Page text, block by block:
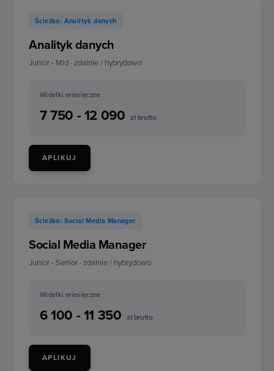
Ścieżka: Analityk danych
Analityk danych
Junior - Mid · zdalnie / hybrydowo
Widełki miesięczne
7 750 - 12 090 zł brutto
APLIKUJ
Ścieżka: Social Media Manager
Social Media Manager
Junior - Senior · zdalnie / hybrydowo
Widełki miesięczne
6 100 - 11 350 zł brutto
APLIKUJ